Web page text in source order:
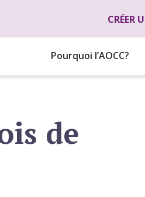
CRÉER
Pourquoi l’AOCC?
de